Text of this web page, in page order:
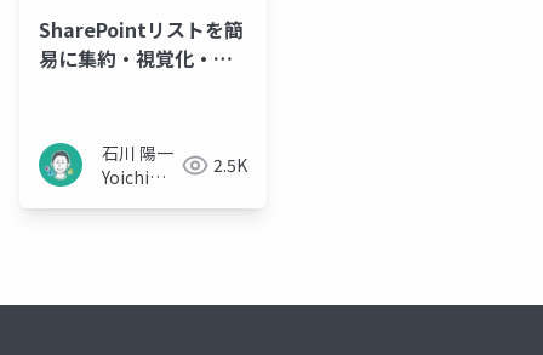
SharePointリストを簡
易に集約・視覚化・共
石川 陽一
Yoichi
2.5K